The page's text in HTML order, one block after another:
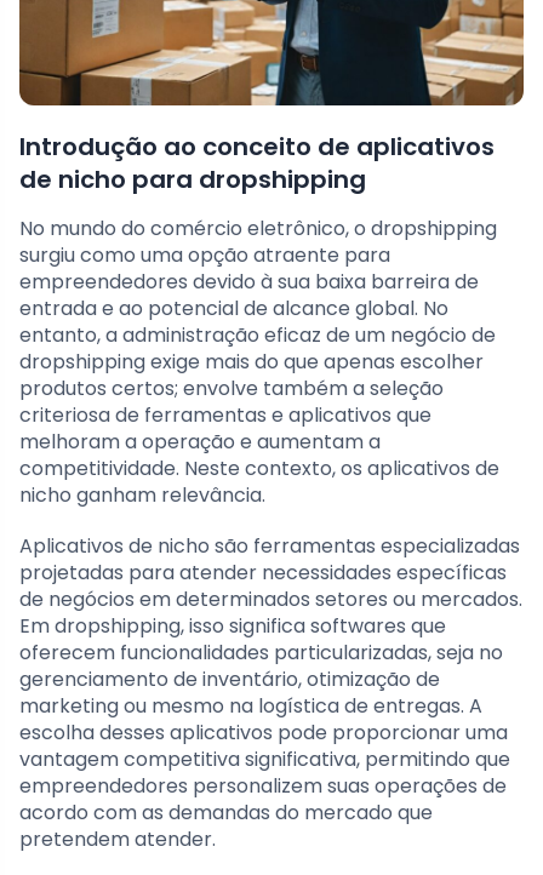
Introdução ao conceito de aplicativos
de nicho para dropshipping
No mundo do comércio eletrônico, o dropshipping
surgiu como uma opção atraente para
empreendedores devido à sua baixa barreira de
entrada e ao potencial de alcance global. No
entanto, a administração eficaz de um negócio de
dropshipping exige mais do que apenas escolher
produtos certos; envolve também a seleção
criteriosa de ferramentas e aplicativos que
melhoram a operação e aumentam a
competitividade. Neste contexto, os aplicativos de
nicho ganham relevância.
Aplicativos de nicho são ferramentas especializadas
projetadas para atender necessidades específicas
de negócios em determinados setores ou mercados.
Em dropshipping, isso significa softwares que
oferecem funcionalidades particularizadas, seja no
gerenciamento de inventário, otimização de
marketing ou mesmo na logística de entregas. A
escolha desses aplicativos pode proporcionar uma
vantagem competitiva significativa, permitindo que
empreendedores personalizem suas operações de
acordo com as demandas do mercado que
pretendem atender.